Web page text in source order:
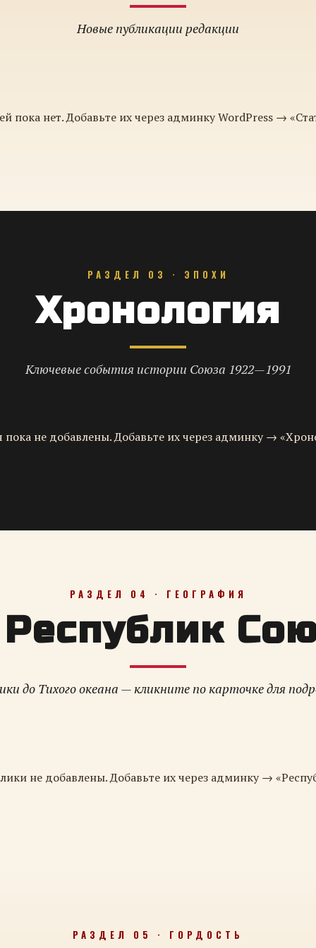
Новые публикации редакции
пока нет. Добавьте их через админку WordPress →
РАЗДЕЛ 03 · ЭПОХИ
Хронология
Ключевые события истории Союза 1922—1991
пока не добавлены. Добавьте их через админку →
РАЗДЕЛ 04 · ГЕОГРАФИЯ
Республик
до Тихого океана — кликните по карточке для
не добавлены. Добавьте их через админку →
РАЗДЕЛ 05 · ГОРДОСТЬ